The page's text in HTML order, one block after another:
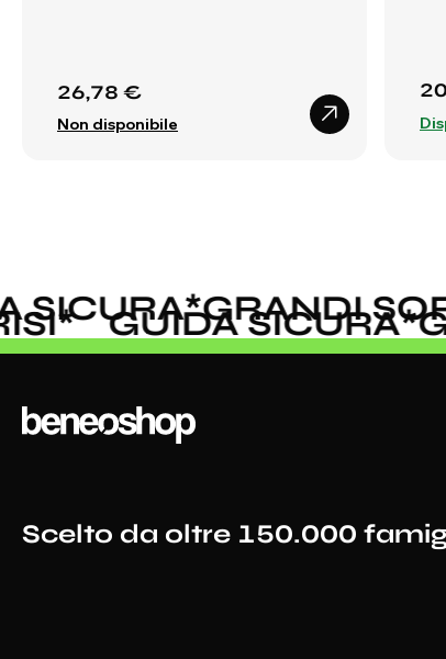
26,78 €
Non disponibile
*GRANDI
* GUIDA SICURA
Scelto da oltre 150.000